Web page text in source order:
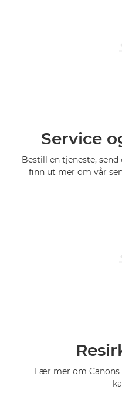
Service
Bestill en tjeneste,
finn ut mer om vår
Lær mer om